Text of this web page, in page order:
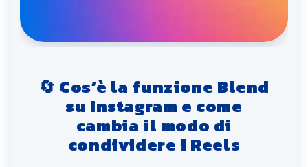
🔄 Cos’è la funzione Blend
su Instagram e come
cambia il modo di
condividere i Reels